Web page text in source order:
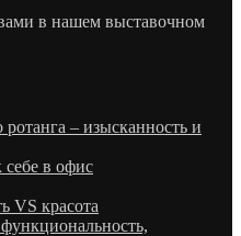
в нашем выставочном
– изысканность и
себе в офис
VS красота